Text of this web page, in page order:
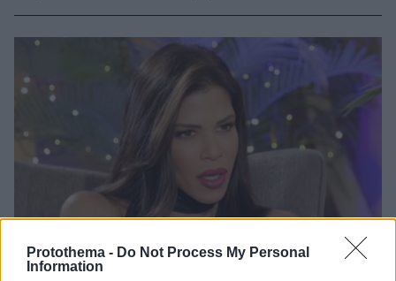
Protothema - Do Not Process My Personal
Information